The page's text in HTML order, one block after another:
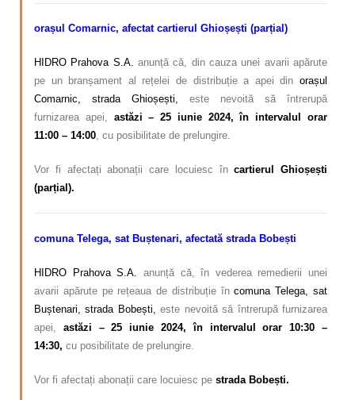
orașul Comarnic, afectat cartierul Ghioșești (parțial)
HIDRO Prahova S.A. anunță că, din cauza unei avarii apărute
pe un branșament al rețelei de distribuție a apei din orașul
Comarnic, strada Ghioșești, este nevoită să întrerupă
furnizarea apei, astăzi – 25 iunie 2024, în intervalul orar
11:00 – 14:00, cu posibilitate de prelungire.
Vor fi afectați abonații care locuiesc încartierul Ghioșești
(parțial).
comuna Telega, sat Buștenari, afectată strada Bobești
HIDRO Prahova S.A.
anunță că, în vederea remedierii unei
avarii apărute pe rețeaua de distribuție încomuna Telega, sat
Buștenari, strada Bobești,
este nevoită să întrerupă furnizarea
apei, astăzi – 25 iunie 2024, în intervalul orar 10:30 –
14:30, cu posibilitate de prelungire.
Vor fi afectați abonații care locuiesc pe strada Bobești.